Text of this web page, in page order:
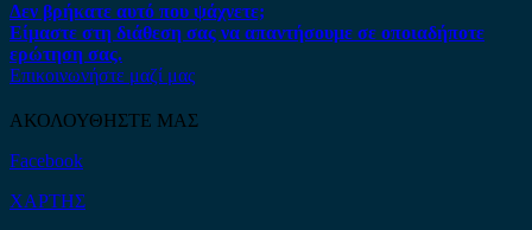
Δεν βρήκατε αυτό που ψάχνετε;
Είμαστε στη διάθεση σας να απαντήσουμε σε οποιαδήποτε
ερώτηση σας.
Επικοινωνήστε μαζί μας
ΑΚΟΛΟΥΘΗΣΤΕ ΜΑΣ
Facebook
ΧΑΡΤΗΣ